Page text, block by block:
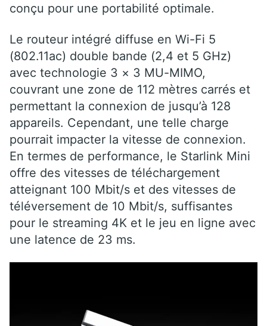
conçu pour une portabilité optimale.
Le routeur intégré diffuse en Wi-Fi 5
(802.11ac) double bande (2,4 et 5 GHz)
avec technologie 3 × 3 MU-MIMO,
couvrant une zone de 112 mètres carrés et
permettant la connexion de jusqu’à 128
appareils. Cependant, une telle charge
pourrait impacter la vitesse de connexion.
En termes de performance, le Starlink Mini
offre des vitesses de téléchargement
atteignant 100 Mbit/s et des vitesses de
téléversement de 10 Mbit/s, suffisantes
pour le streaming 4K et le jeu en ligne avec
une latence de 23 ms.